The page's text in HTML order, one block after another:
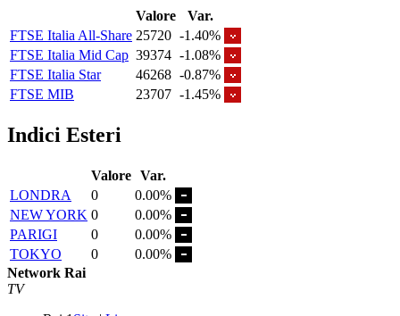
Valore
Var.
FTSE Italia All-Share 25720 -1.40%
FTSE Italia Mid Cap 39374 -1.08%
FTSE Italia Star
46268 -0.87%
FTSE MIB
23707 -1.45%
Indici Esteri
Valore Var.
LONDRA
0
0.00%
NEW YORK 0
0.00%
PARIGI
0
0.00%
TOKYO
0
0.00%
Network Rai
TV